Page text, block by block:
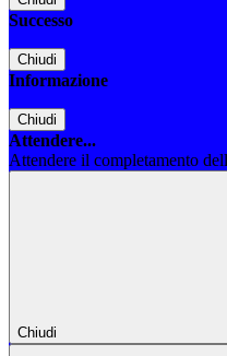
Successo
Chiudi
Informazione
Chiudi
Attendere...
Attendere il completamento
Chiudi